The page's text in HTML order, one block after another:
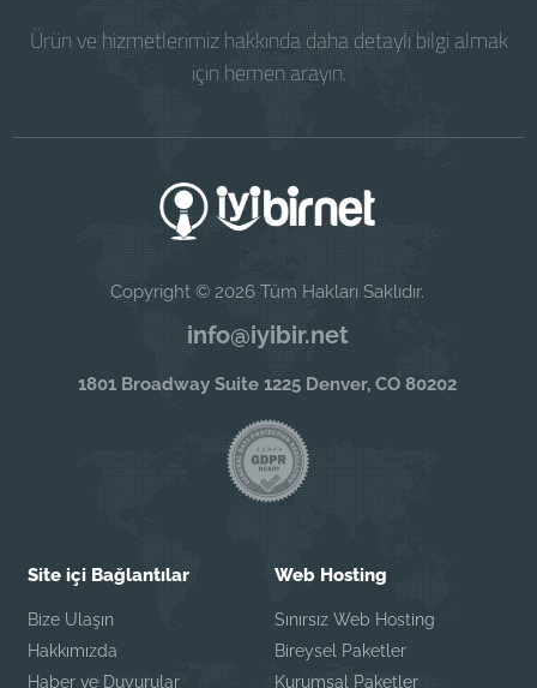
Ürün ve hizmetlerimiz hakkında daha detaylı bilgi almak
için hemen arayın.
Copyright © 2026 Tüm Hakları Saklıdır.
info@iyibir.net
1801 Broadway Suite 1225 Denver, CO 80202
Site içi Bağlantılar
Bize Ulaşın
Hakkımızda
Haber ve Duyurular
Web Hosting
Sınırsız Web Hosting
Bireysel Paketler
Kurumsal Paketler